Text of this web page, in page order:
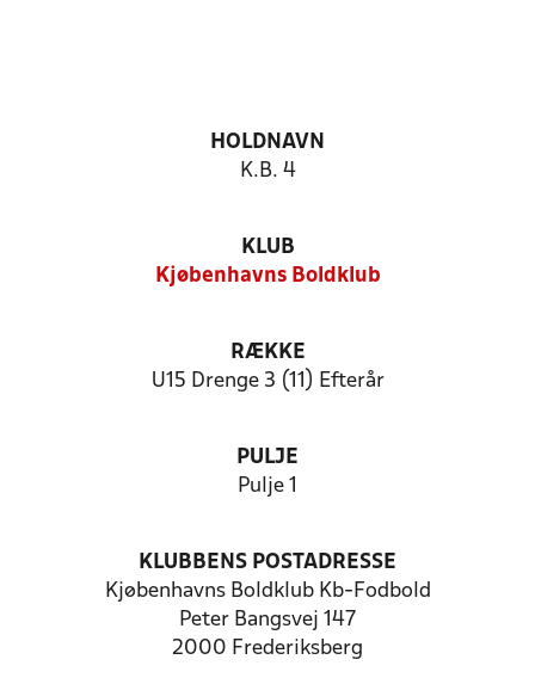
HOLDNAVN
K.B. 4
KLUB
Kjøbenhavns Boldklub
RÆKKE
U15 Drenge 3 (11) Efterår
PULJE
Pulje 1
KLUBBENS POSTADRESSE
Kjøbenhavns Boldklub Kb-Fodbold
Peter Bangsvej 147
2000 Frederiksberg